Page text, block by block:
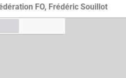
FO, Frédéric Souillot